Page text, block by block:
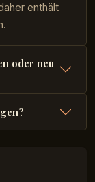
enthält
oder neu